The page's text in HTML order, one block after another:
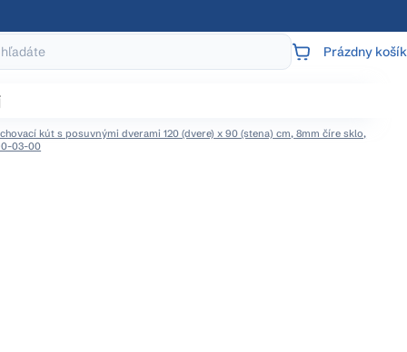
NÁKUPNÝ
Prázdny košík
kút s posuvnými dverami 120 (dvere) x 90 (stena) cm, 8mm číre sklo,
03-00